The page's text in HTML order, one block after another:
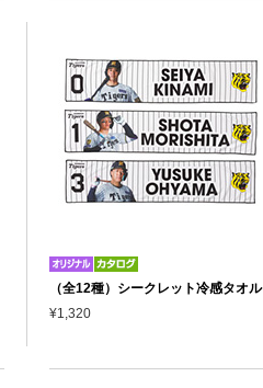
（全12種）シークレット冷感タオル
¥1,320